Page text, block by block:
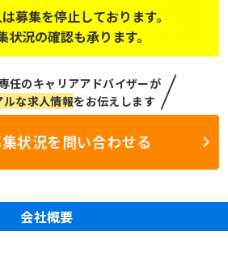
募集を停止しております。
状況の確認も承ります。
任のキャリアアドバイザーが
ルな求人情報をお伝えします
状況を問い合わせる
会社概要